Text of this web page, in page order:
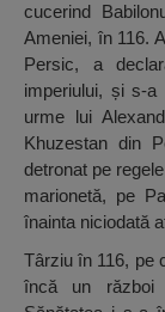
cucerind
Ameniei, în 116.
Persic, a
imperiului, și s-
urme lui
Khuzestan din
detronat pe
marionetă, pe
înainta niciodată
Târziu în 116, pe
încă un război